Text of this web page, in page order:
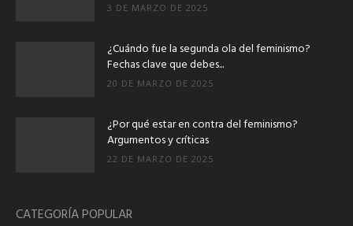
3 DE MARZO DE 2025
¿Cuándo fue la segunda ola del feminismo?
Fechas clave que debes...
20 DE MARZO DE 2025
¿Por qué estar en contra del feminismo?
Argumentos y críticas
22 DE MARZO DE 2025
CATEGORÍA POPULAR